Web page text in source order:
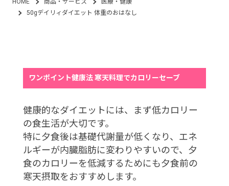
HOME 商品・サービス
医療・健康
50gデイリィダイエット 体重のおはなし
ワンポイント健康法 寒天料理でカロリーセーブ
健康的なダイエットには、まず低カロリー
の食生活が大切です。
特に夕食後は基礎代謝量が低くなり、エネ
ルギーが内臓脂肪に変わりやすいので、夕
食のカロリーを低減するためにも夕食前の
寒天摂取をおすすめします。